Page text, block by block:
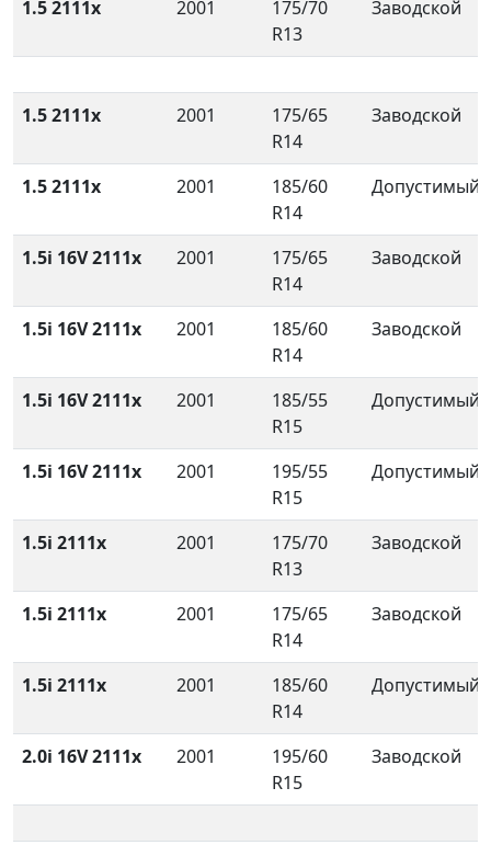
1.5 2111x 2001
175/70
R13
Заводской
1.5 2111x 2001
175/65
R14
Заводской
1.5 2111x 2001
185/60
R14
Допустимый
1.5i 16V 2111x 2001
175/65
R14
Заводской
1.5i 16V 2111x 2001
185/60
R14
Заводской
1.5i 16V 2111x 2001
185/55
R15
Допустимый
1.5i 16V 2111x 2001
195/55
R15
Допустимый
1.5i 2111x 2001
175/70
R13
Заводской
1.5i 2111x 2001
175/65
R14
Заводской
1.5i 2111x 2001
185/60
R14
Допустимый
2.0i 16V 2111x 2001
195/60
R15
Заводской